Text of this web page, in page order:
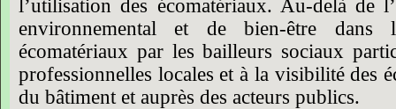
l’utilisation des écomatériaux. Au-delà de
environnemental et de bien-être dans
écomatériaux par les bailleurs sociaux
professionnelles locales et à la visibilité des
du bâtiment et auprès des acteurs publics.